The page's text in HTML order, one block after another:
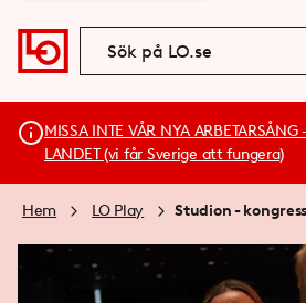
MISSA INTE VÅR NYA ARBETARSÅNG
LANDET (vi får Sverige att fungera)
Hem LO Play Studion -